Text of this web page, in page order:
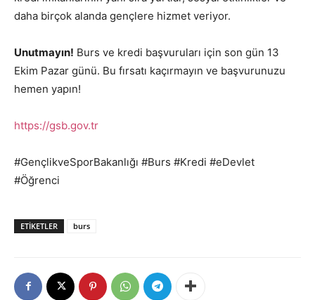
daha birçok alanda gençlere hizmet veriyor.
Unutmayın! Burs ve kredi başvuruları için son gün 13
Ekim Pazar günü. Bu fırsatı kaçırmayın ve başvurunuzu
hemen yapın!
https://gsb.gov.tr
#GençlikveSporBakanlığı #Burs #Kredi #eDevlet
#Öğrenci
ETIKETLER burs